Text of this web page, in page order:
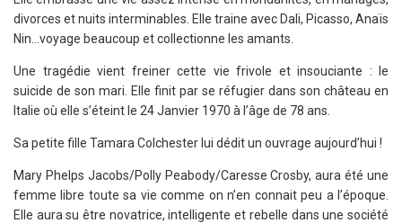
divorces et nuits interminables. Elle traine avec Dali, Picasso, Anaïs
Nin…voyage beaucoup et collectionne les amants.
Une tragédie vient freiner cette vie frivole et insouciante : le
suicide de son mari. Elle finit par se réfugier dans son château en
Italie où elle s’éteint le 24 Janvier 1970 à l’âge de 78 ans.
Sa petite fille Tamara Colchester lui dédit un ouvrage aujourd’hui !
Mary Phelps Jacobs/Polly Peabody/Caresse Crosby, aura été une
femme libre toute sa vie comme on n’en connait peu a l’époque.
Elle aura su être novatrice, intelligente et rebelle dans une société